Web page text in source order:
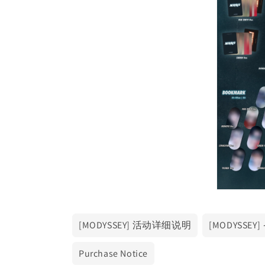
in
modal
[MODYSSEY] 活动详细说明
Purchase Notice